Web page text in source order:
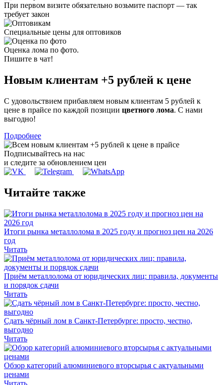
При первом визите обязательно возьмите паспорт — так
требует закон
Специальные цены для оптовиков
Оценка лома по фото.
Пишите в чат!
Новым клиентам +5 рублей к цене
С удовольствием прибавляем новым клиентам 5 рублей к
цене в прайсе по каждой позиции цветного лома. С нами
выгодно!
Подробнее
Подписывайтесь на нас
и следите за обновлением цен
Читайте также
Итоги рынка металлолома в 2025 году и прогноз цен на 2026
год
Читать
Приём металлолома от юридических лиц: правила, документы
и порядок сдачи
Читать
Сдать чёрный лом в Санкт-Петербурге: просто, честно,
выгодно
Читать
Обзор категорий алюминиевого вторсырья с актуальными
ценами
Читать